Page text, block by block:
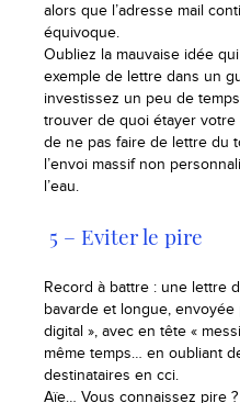
alors que l’adresse mail
équivoque.
Oubliez la mauvaise idée
exemple de lettre dans un
investissez un peu de
trouver de quoi étayer votre
de ne pas faire de lettre du
l’envoi massif non
l’eau.
5 – Eviter le pire
Record à battre : une lettre
bavarde et longue,
digital », avec en tête «
même temps… en oubliant
destinataires en cci.
Aïe… Vous connaissez pire ?